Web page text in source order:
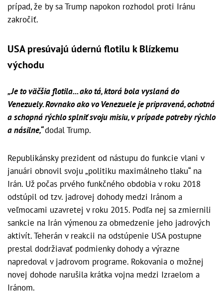
prípad, že by sa Trump napokon rozhodol proti Iránu
zakročiť.
USA presúvajú údernú flotilu k Blízkemu
východu
„Je to väčšia flotila... ako tá, ktorá bola vyslaná do
Venezuely. Rovnako ako vo Venezuele je pripravená, ochotná
a schopná rýchlo splniť svoju misiu, v prípade potreby rýchlo
a násilne,“dodal Trump.
Republikánsky prezident od nástupu do funkcie vlani v
januári obnovil svoju „politiku maximálneho tlaku“ na
Irán. Už počas prvého funkčného obdobia v roku 2018
odstúpil od tzv. jadrovej dohody medzi Iránom a
veľmocami uzavretej v roku 2015. Podľa nej sa zmiernili
sankcie na Irán výmenou za obmedzenie jeho jadrových
aktivít. Teherán v reakcii na odstúpenie USA postupne
prestal dodržiavať podmienky dohody a výrazne
napredoval v jadrovom programe. Rokovania o možnej
novej dohode narušila krátka vojna medzi Izraelom a
Iránom.